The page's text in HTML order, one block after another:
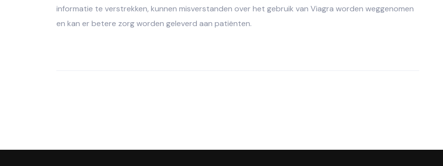
informatie te verstrekken, kunnen misverstanden over het gebruik van Viagra worden weggenomen
en kan er betere zorg worden geleverd aan patiënten.